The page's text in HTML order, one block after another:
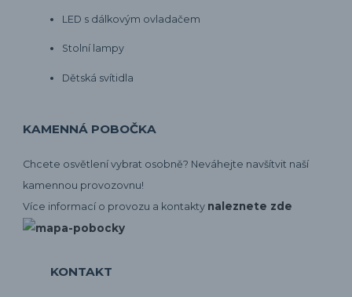
LED s dálkovým ovladačem
Stolní lampy
Dětská svítidla
KAMENNÁ POBOČKA
Chcete osvětlení vybrat osobně? Neváhejte navšítvit naší
kamennou provozovnu!
Více informací o provozu a kontakty naleznete zde
KONTAKT